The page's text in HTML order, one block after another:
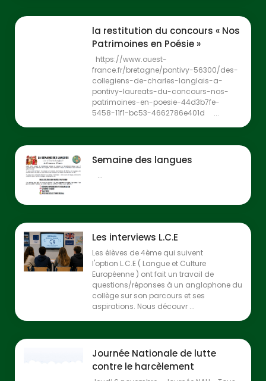
la restitution du concours « Nos
Patrimoines en Poésie »
https://www.ouest-
france.fr/bretagne/pontivy-56300/des-
collegiens-de-charles-langlais-a-
pontivy-laureats-du-concours-nos-
patrimoines-en-poesie-44d3b7fe-
5458-11f1-bc53-4662786e401d ...
Semaine des langues
...
Les interviews L.C.E
Les élèves de 4ème qui suivent
l'option L.C.E ( Langue et Culture
Européenne ) ont fait un travail de
questions/réponses à un anglophone du
collège sur son parcours et ses
aspirations. Nous découvr ...
Journée Nationale de lutte
contre le harcèlement